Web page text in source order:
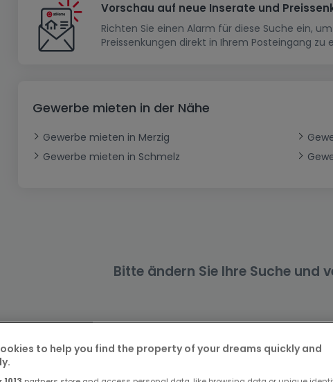
Reihenhaus
Doppelhaushälfte
Schloss
Hof
Bauernhaus
Schlafzimmer
1-Zimmer-Apartment
Dreigeschossige Wohnung
Loft
Dachgeschoss
Wohnanlage
Wohnsiedlung
Haus bauen
Musterhaus
Renditeobjekt
Kein Bauland
Gewerbliches Grundstück
Garage - Parkplatz
Carport
Garage
Büro
Büro
Gewerbe
Ladenfläche
Landwirtschaftlicher Betrieb
Vorschau auf neue Inserate und
Richten Sie einen Alarm für diese Suche ein,
Preissenkungen direkt in Ihrem Posteingang zu
Gewerbe mieten in der Nähe
Gewerbe mieten in Merzig
Gewerbe mieten in Schmelz
Bitte ändern Sie Ihre Suche und
Gewerbe mieten in Weiskirchen nach Typ
to help you find the property of your dreams quickly and